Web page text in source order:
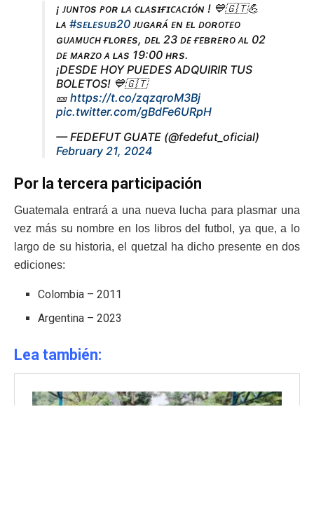
¡ ᴊᴜɴᴛᴏs ᴘᴏʀ ʟᴀ ᴄʟᴀsɪғɪᴄᴀᴄɪᴏ́ɴ ! 💙🇬🇹💪
ʟᴀ #sᴇʟᴇsᴜʙ20 ᴊᴜɢᴀʀᴀ́ ᴇɴ ᴇʟ ᴅᴏʀᴏᴛᴇᴏ
ɢᴜᴀᴍᴜᴄʜ ғʟᴏʀᴇs, ᴅᴇʟ 23 ᴅᴇ ғᴇʙʀᴇʀᴏ ᴀʟ 02
ᴅᴇ ᴍᴀʀᴢᴏ ᴀ ʟᴀs 19:00 ʜʀs.
¡DESDE HOY PUEDES ADQUIRIR TUS
BOLETOS! 💙🇬🇹
🎫 https://t.co/zqzqroM3Bj
pic.twitter.com/gBdFe6URpH
— FEDEFUT GUATE (@fedefut_oficial)
February 21, 2024
Por la tercera participación
Guatemala entrará a una nueva lucha para plasmar una
vez más su nombre en los libros del futbol, ya que, a lo
largo de su historia, el quetzal ha dicho presente en dos
ediciones:
Colombia – 2011
Argentina – 2023
Lea también: